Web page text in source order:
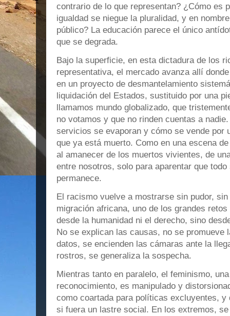
contrario de lo que representan? ¿Cómo es
igualdad se niegue la pluralidad, y en
público? La educación parece el único
que se degrada.
Bajo la superficie, en esta dictadura de los
representativa, el mercado avanza allí
en un proyecto de desmantelamiento
liquidación del Estados, sustituido por una
llamamos mundo globalizado, que
no votamos y que no rinden cuentas a
servicios se evaporan y cómo se vende por
que ya está muerto. Como en una escena
al amanecer de los muertos vivientes, de
entre nosotros, solo para aparentar que
permanece.
El racismo vuelve a mostrarse sin pudor,
migración africana, uno de los grandes
desde la humanidad ni el derecho, sino
No se explican las causas, no se promueve
datos, se encienden las cámaras ante la
rostros, se generaliza la sospecha.
Mientras tanto en paralelo, el feminismo,
reconocimiento, es manipulado y
como coartada para políticas excluyentes, y
si fuera un lastre social. En los extremos,